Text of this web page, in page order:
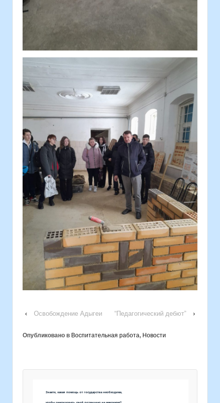
‹ Освобождение Адыгеи “Педагогический дебют” ›
Опубликовано в Воспитательная работа, Новости
Знаете, какая помощь от государства необходима,
чтобы реализовать свой потенциал на максимум?